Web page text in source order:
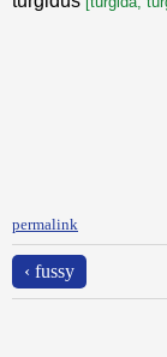
permalink
‹ fussy